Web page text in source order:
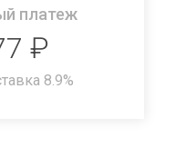
платеж
₽
8.9%